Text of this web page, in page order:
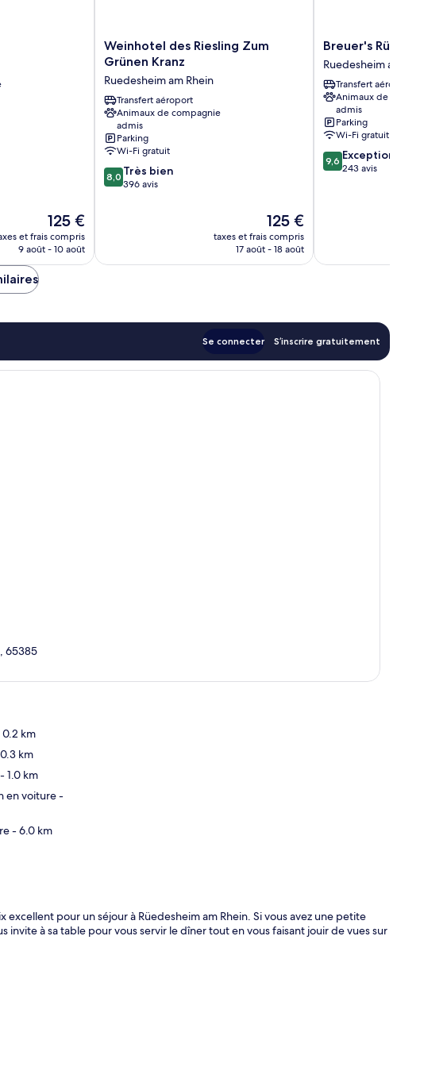
Le
nouveau
prix
125 €
et frais compris
9 août - 10 août
Weinhotel
des
Zum
Grünen
Kranz
Ruedesheim
am
Rhein
Weinhotel des Riesling Zum
Grünen Kranz
Ruedesheim am Rhein
Transfert aéroport
Animaux de compagnie
admis
Parking
Wi-Fi gratuit
8.0
sur
8,0 Très bien
396 avis
Le
nouveau
prix
125 €
taxes et frais compris
17 août - 18 août
Breuer's
Rüdesheimer
Schloss
Ruedesheim
am
Rhein
Breuer's
Ruedesheim am Rhein
Transfert aéroport
Animaux de compagnie
admis
Parking
Wi-Fi gratuit
9.6
sur
9,6 Exceptionnel
243 avis
Se connecter S’inscrire gratuitement
65385
km
km
- 1.0 km
en voiture-
- 6.0 km
pour un séjour à Rüedesheim am Rhein. Si vous avez une petite
à sa table pour vous servir le dîner tout en vous faisant jouir de vues sur